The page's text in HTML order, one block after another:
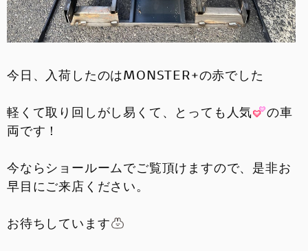
今日、入荷したのはMONSTER+の赤でした
軽くて取り回しがし易くて、とっても人気
の車
両です！
今ならショールームでご覧頂けますので、是非お
早目にご来店ください。
お待ちしています